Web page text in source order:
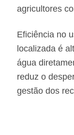
agricultores
Eficiência no
localizada é
água
reduz o
gestão dos